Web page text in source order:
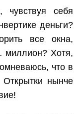
чувствуя себя
деньги?
все окна,
миллион? Хотя,
что в
Открытки нынче